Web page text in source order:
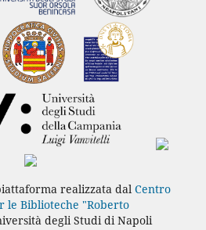
realizzata dal Centro
le Biblioteche "Roberto
degli Studi di Napoli